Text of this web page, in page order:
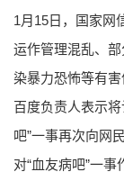
1月15日，国家网
运作管理混乱、
染暴力恐怖等有害
百度负责人表示
吧”一事再次向网
对“血友病吧”一